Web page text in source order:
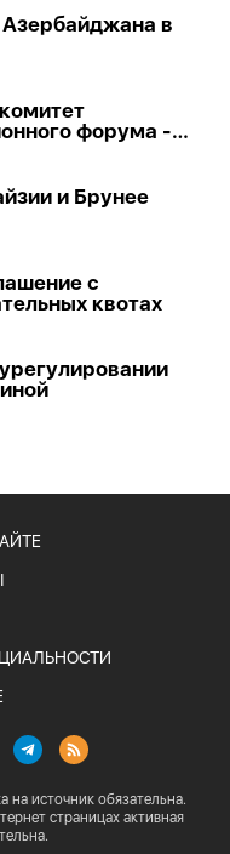
в
форума -
и Брунее
с
квотах
источник обязательна.
страницах активная